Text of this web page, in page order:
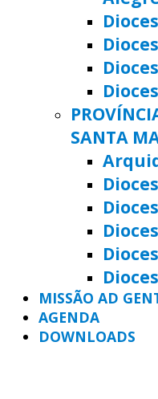
SANTA
MISSÃO AD
AGENDA
DOWNLOADS